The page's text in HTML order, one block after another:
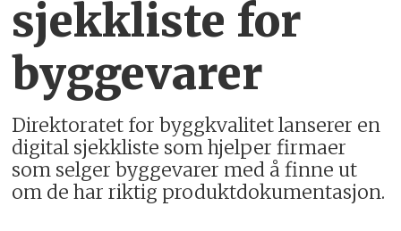
sjekkliste for
byggevarer
Direktoratet for byggkvalitet lanserer en
digital sjekkliste som hjelper firmaer
som selger byggevarer med å finne ut
om de har riktig produktdokumentasjon.